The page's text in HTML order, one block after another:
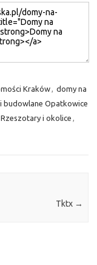
Kraków, domy na
budowlane Opatkowice
i okolice ,
Tktx →